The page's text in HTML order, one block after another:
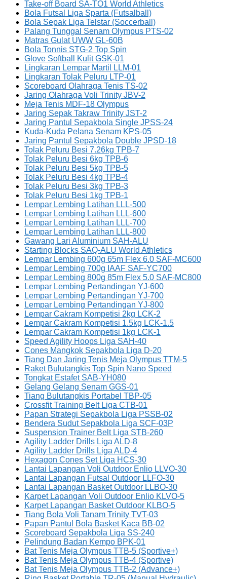
Take-off Board SA-TO1 World Athletics
Bola Futsal Liga Sparta (Futsalball)
Bola Sepak Liga Telstar (Soccerball)
Palang Tunggal Senam Olympus PTS-02
Matras Gulat UWW GL-60B
Bola Tonnis STG-2 Top Spin
Glove Softball Kulit GSK-01
Lingkaran Lempar Martil LLM-01
Lingkaran Tolak Peluru LTP-01
Scoreboard Olahraga Tenis TS-02
Jaring Olahraga Voli Trinity JBV-2
Meja Tenis MDF-18 Olympus
Jaring Sepak Takraw Trinity JST-2
Jaring Pantul Sepakbola Single JPSS-24
Kuda-Kuda Pelana Senam KPS-05
Jaring Pantul Sepakbola Double JPSD-18
Tolak Peluru Besi 7.26kg TPB-7
Tolak Peluru Besi 6kg TPB-6
Tolak Peluru Besi 5kg TPB-5
Tolak Peluru Besi 4kg TPB-4
Tolak Peluru Besi 3kg TPB-3
Tolak Peluru Besi 1kg TPB-1
Lempar Lembing Latihan LLL-500
Lempar Lembing Latihan LLL-600
Lempar Lembing Latihan LLL-700
Lempar Lembing Latihan LLL-800
Gawang Lari Aluminium SAH-ALU
Starting Blocks SAQ-ALU World Athletics
Lempar Lembing 600g 65m Flex 6.0 SAF-MC600
Lempar Lembing 700g IAAF SAF-YC700
Lempar Lembing 800g 85m Flex 5.0 SAF-MC800
Lempar Lembing Pertandingan YJ-600
Lempar Lembing Pertandingan YJ-700
Lempar Lembing Pertandingan YJ-800
Lempar Cakram Kompetisi 2kg LCK-2
Lempar Cakram Kompetisi 1.5kg LCK-1.5
Lempar Cakram Kompetisi 1kg LCK-1
Speed Agility Hoops Liga SAH-40
Cones Mangkok Sepakbola Liga D-20
Tiang Dan Jaring Tenis Meja Olympus TTM-5
Raket Bulutangkis Top Spin Nano Speed
Tongkat Estafet SAB-YH080
Gelang Gelang Senam GGS-01
Tiang Bulutangkis Portabel TBP-05
Crossfit Training Belt Liga CTB-01
Papan Strategi Sepakbola Liga PSSB-02
Bendera Sudut Sepakbola Liga SCF-03P
Suspension Trainer Belt Liga STB-260
Agility Ladder Drills Liga ALD-8
Agility Ladder Drills Liga ALD-4
Hexagon Cones Set Liga HCS-30
Lantai Lapangan Voli Outdoor Enlio LLVO-30
Lantai Lapangan Futsal Outdoor LLFO-30
Lantai Lapangan Basket Outdoor LLBO-30
Karpet Lapangan Voli Outdoor Enlio KLVO-5
Karpet Lapangan Basket Outdoor KLBO-5
Tiang Bola Voli Tanam Trinity TVT-03
Papan Pantul Bola Basket Kaca BB-02
Scoreboard Sepakbola Liga SS-240
Pelindung Badan Kempo BPK-01
Bat Tenis Meja Olympus TTB-5 (Sportive+)
Bat Tenis Meja Olympus TTB-4 (Sportive)
Bat Tenis Meja Olympus TTB-2 (Advance+)